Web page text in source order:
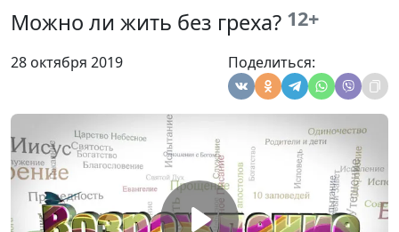
Можно ли жить без греха? 12+
28 октября 2019 Поделиться:
зрения Бога и
человека
священнослужитель
Пасха Христова
Андрей Качалаба,
священнослужитель
#321
Как Иисус исцеляет
людей?
священнослужитель
Как узнать волю
Божию?
Павел Меженин,
священнослужитель
#319